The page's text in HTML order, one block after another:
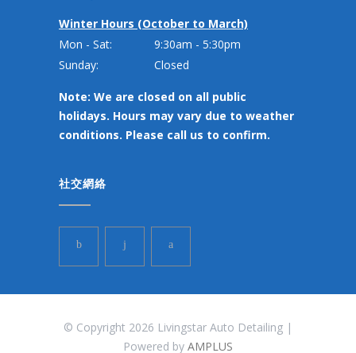
Winter Hours (October to March)
Mon - Sat:
9:30am - 5:30pm
Sunday:
Closed
Note: We are closed on all public
holidays. Hours may vary due to weather
conditions. Please call us to confirm.
社交網絡
© Copyright 2026 Livingstar Auto Detailing |
Powered by AMPLUS